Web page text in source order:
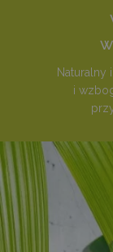
Naturalny
i